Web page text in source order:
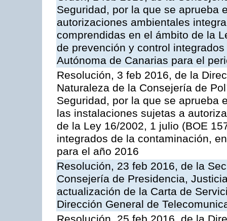
Seguridad, por la que se aprueba
autorizaciones ambientales
comprendidas en el ámbito de la
de prevención y control
Autónoma de Canarias para el
Resolución, 3 feb 2016, de la
Naturaleza de la Consejería de
Seguridad, por la que se aprueba
las instalaciones sujetas a
de la Ley 16/2002, 1 julio (BOE
integrados de la contaminación,
para el año 2016
Resolución, 23 feb 2016, de la
Consejería de Presidencia,
actualización de la Carta de
Dirección General de